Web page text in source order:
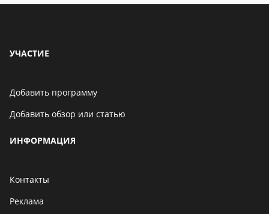
УЧАСТИЕ
Добавить программу
Добавить обзор или статью
ИНФОРМАЦИЯ
Контакты
Реклама